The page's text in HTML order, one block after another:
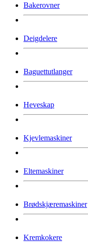
Bakerovner
Deigdelere
Baguettutlanger
Heveskap
Kjevlemaskiner
Eltemaskiner
Brødskjæremaskiner
Kremkokere